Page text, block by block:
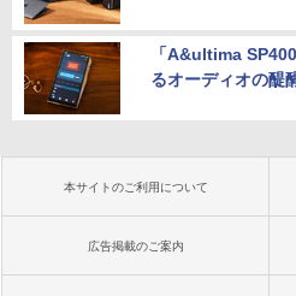
「A&ultima
るオーディオの醍
本サイトのご利用について
広告掲載のご案内